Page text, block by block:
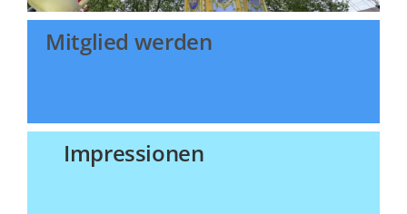
Mitglied werden
Impressionen